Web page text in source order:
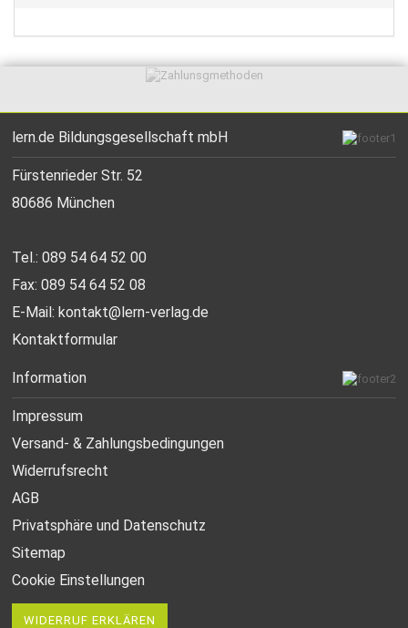
lern.de Bildungsgesellschaft mbH
Fürstenrieder Str. 52
80686 München
Tel.: 089 54 64 52 00
Fax: 089 54 64 52 08
E-Mail:kontakt@lern-verlag.de
Kontaktformular
Information
Impressum
Versand- & Zahlungsbedingungen
Widerrufsrecht
AGB
Privatsphäre und Datenschutz
Sitemap
Cookie Einstellungen
WIDERRUF ERKLÄREN